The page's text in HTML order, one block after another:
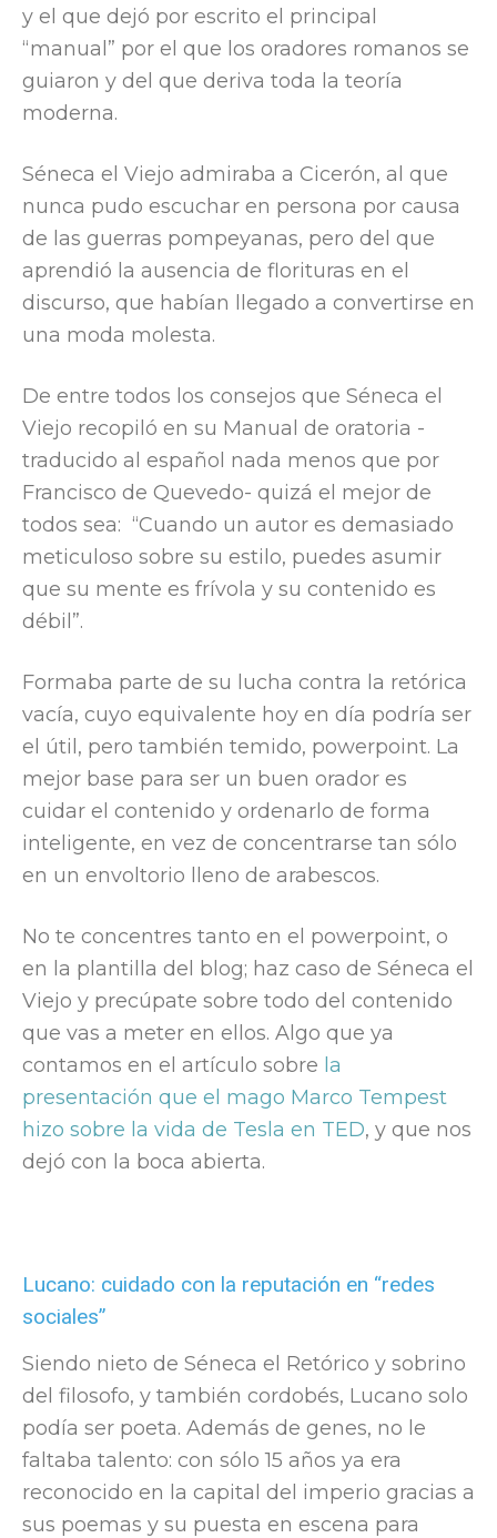
y el que dejó por escrito el principal
“manual” por el que los oradores romanos se
guiaron y del que deriva toda la teoría
moderna.
Séneca el Viejo admiraba a Cicerón, al que
nunca pudo escuchar en persona por causa
de las guerras pompeyanas, pero del que
aprendió la ausencia de florituras en el
discurso, que habían llegado a convertirse en
una moda molesta.
De entre todos los consejos que Séneca el
Viejo recopiló en su Manual de oratoria -
traducido al español nada menos que por
Francisco de Quevedo- quizá el mejor de
todos sea: “Cuando un autor es demasiado
meticuloso sobre su estilo, puedes asumir
que su mente es frívola y su contenido es
débil”.
Formaba parte de su lucha contra la retórica
vacía, cuyo equivalente hoy en día podría ser
el útil, pero también temido, powerpoint. La
mejor base para ser un buen orador es
cuidar el contenido y ordenarlo de forma
inteligente, en vez de concentrarse tan sólo
en un envoltorio lleno de arabescos.
No te concentres tanto en el powerpoint, o
en la plantilla del blog; haz caso de Séneca el
Viejo y precúpate sobre todo del contenido
que vas a meter en ellos. Algo que ya
contamos en el artículo sobre la
presentación que el mago Marco Tempest
hizo sobre la vida de Tesla en TED, y que nos
dejó con la boca abierta.
Lucano: cuidado con la reputación en “redes
sociales”
Siendo nieto de Séneca el Retórico y sobrino
del filosofo, y también cordobés, Lucano solo
podía ser poeta. Además de genes, no le
faltaba talento: con sólo 15 años ya era
reconocido en la capital del imperio gracias a
sus poemas y su puesta en escena para